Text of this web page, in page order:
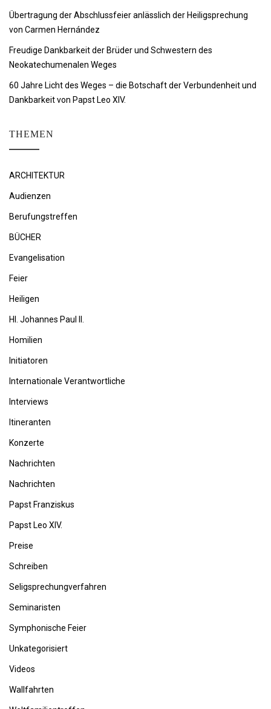
Übertragung der Abschlussfeier anlässlich der Heiligsprechung
von Carmen Hernández
Freudige Dankbarkeit der Brüder und Schwestern des
Neokatechumenalen Weges
60 Jahre Licht des Weges – die Botschaft der Verbundenheit und
Dankbarkeit von Papst Leo XIV.
THEMEN
ARCHITEKTUR
Audienzen
Berufungstreffen
BÜCHER
Evangelisation
Feier
Heiligen
Hl. Johannes Paul II.
Homilien
Initiatoren
Internationale Verantwortliche
Interviews
Itineranten
Konzerte
Nachrichten
Nachrichten
Papst Franziskus
Papst Leo XIV.
Preise
Schreiben
Seligsprechungverfahren
Seminaristen
Symphonische Feier
Unkategorisiert
Videos
Wallfahrten